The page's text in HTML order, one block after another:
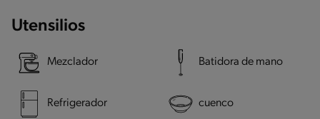
Utensilios
Mezclador Batidora de mano
Refrigerador cuenco